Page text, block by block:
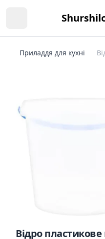
Приладдя для кухні
Відро пластикове